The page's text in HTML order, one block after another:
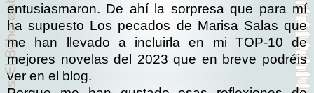
entusiasmaron. De ahí la sorpresa que para mí
ha supuesto Los pecados de Marisa Salas que
me han llevado a incluirla en mi TOP-10 de
mejores novelas del 2023 que en breve podréis
ver en el blog.